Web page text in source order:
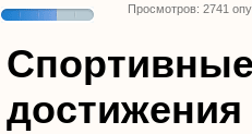
Просмотров: 2741
достижения